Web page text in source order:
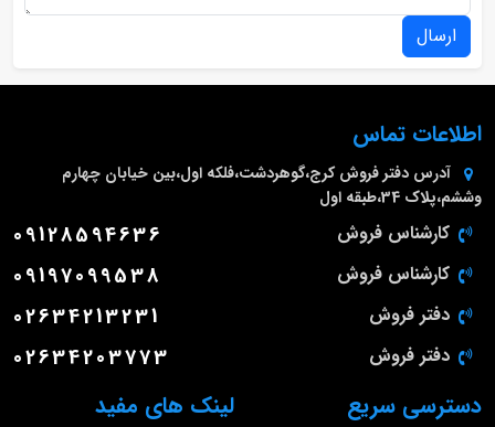
ارسال
لینک های مفید دسترسی سریع
اطلاعات تماس
آدرس دفتر فروش کرج،گوهردشت،فلکه اول،بین خیابان چهارم
وششم،پلاک 34،طبقه اول
کارشناس فروش 09128594636
کارشناس فروش 09197099538
دفتر فروش 02634213231
دفتر فروش 02634203773